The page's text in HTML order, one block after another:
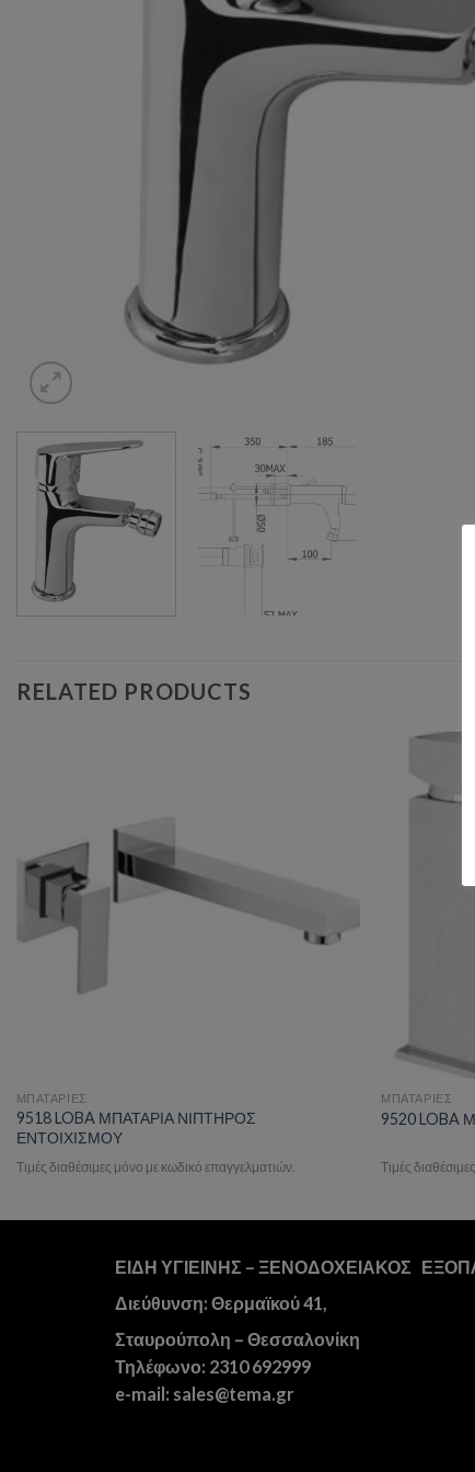
RELATED PRODUCTS
ΜΠΑΤΑΡΙΕΣ
9518 LOBA ΜΠΑΤΑΡΙΑ ΝΙΠΤΗΡΟΣ
ΕΝΤΟΙΧΙΣΜΟΥ
Τιμές διαθέσιμες μόνο με κωδικό επαγγελματιών.
ΜΠΑΤΑΡΙΕΣ
9520 LOBA
Τιμές
ΕΙΔΗ ΥΓΙΕΙΝΗΣ – ΞΕΝΟΔΟΧΕΙΑΚΟΣ
Διεύθυνση: Θερμαϊκού 41,
Σταυρούπολη – Θεσσαλονίκη
Τηλέφωνο: 2310 692999
e-mail: sales@tema.gr